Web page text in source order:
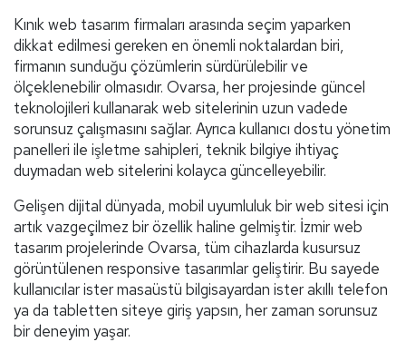
Kınık web tasarım firmaları arasında seçim yaparken
dikkat edilmesi gereken en önemli noktalardan biri,
firmanın sunduğu çözümlerin sürdürülebilir ve
ölçeklenebilir olmasıdır. Ovarsa, her projesinde güncel
teknolojileri kullanarak web sitelerinin uzun vadede
sorunsuz çalışmasını sağlar. Ayrıca kullanıcı dostu yönetim
panelleri ile işletme sahipleri, teknik bilgiye ihtiyaç
duymadan web sitelerini kolayca güncelleyebilir.
Gelişen dijital dünyada, mobil uyumluluk bir web sitesi için
artık vazgeçilmez bir özellik haline gelmiştir. İzmir web
tasarım projelerinde Ovarsa, tüm cihazlarda kusursuz
görüntülenen responsive tasarımlar geliştirir. Bu sayede
kullanıcılar ister masaüstü bilgisayardan ister akıllı telefon
ya da tabletten siteye giriş yapsın, her zaman sorunsuz
bir deneyim yaşar.